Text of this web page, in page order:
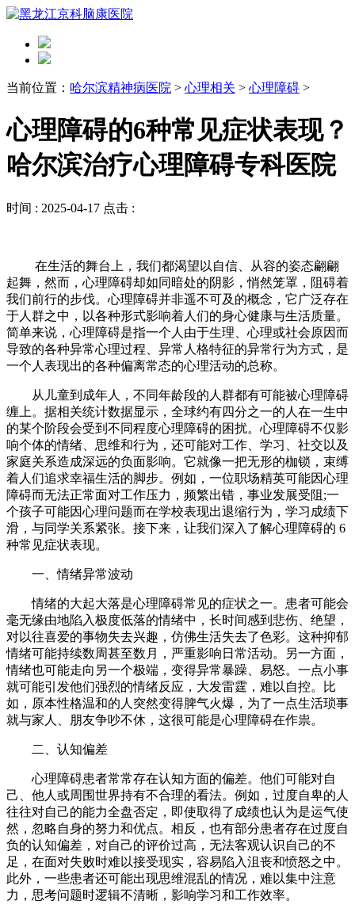
当前位置： 哈尔滨精神病医院 > 心理相关 > 心理障碍 >
心理障碍的6种常见症状表现？
哈尔滨治疗心理障碍专科医院
时间 : 2025-04-17 点击 :
在生活的舞台上，我们都渴望以自信、从容的姿态翩翩
起舞，然而，心理障碍却如同暗处的阴影，悄然笼罩，阻碍着
我们前行的步伐。心理障碍并非遥不可及的概念，它广泛存在
于人群之中，以各种形式影响着人们的身心健康与生活质量。
简单来说，心理障碍是指一个人由于生理、心理或社会原因而
导致的各种异常心理过程、异常人格特征的异常行为方式，是
一个人表现出的各种偏离常态的心理活动的总称。​
从儿童到成年人，不同年龄段的人群都有可能被心理障碍
缠上。据相关统计数据显示，全球约有四分之一的人在一生中
的某个阶段会受到不同程度心理障碍的困扰。心理障碍不仅影
响个体的情绪、思维和行为，还可能对工作、学习、社交以及
家庭关系造成深远的负面影响。它就像一把无形的枷锁，束缚
着人们追求幸福生活的脚步。例如，一位职场精英可能因心理
障碍而无法正常面对工作压力，频繁出错，事业发展受阻;一
个孩子可能因心理问题而在学校表现出退缩行为，学习成绩下
滑，与同学关系紧张。接下来，让我们深入了解心理障碍的 6
种常见症状表现。​
一、情绪异常波动​
情绪的大起大落是心理障碍常见的症状之一。患者可能会
毫无缘由地陷入极度低落的情绪中，长时间感到悲伤、绝望，
对以往喜爱的事物失去兴趣，仿佛生活失去了色彩。这种抑郁
情绪可能持续数周甚至数月，严重影响日常活动。另一方面，
情绪也可能走向另一个极端，变得异常暴躁、易怒。一点小事
就可能引发他们强烈的情绪反应，大发雷霆，难以自控。比
如，原本性格温和的人突然变得脾气火爆，为了一点生活琐事
就与家人、朋友争吵不休，这很可能是心理障碍在作祟。​
二、认知偏差​
心理障碍患者常常存在认知方面的偏差。他们可能对自
己、他人或周围世界持有不合理的看法。例如，过度自卑的人
往往对自己的能力全盘否定，即使取得了成绩也认为是运气使
然，忽略自身的努力和优点。相反，也有部分患者存在过度自
负的认知偏差，对自己的评价过高，无法客观认识自己的不
足，在面对失败时难以接受现实，容易陷入沮丧和愤怒之中。
此外，一些患者还可能出现思维混乱的情况，难以集中注意
力，思考问题时逻辑不清晰，影响学习和工作效率。​